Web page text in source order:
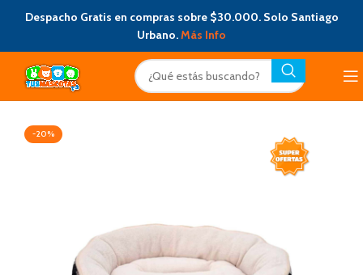
Despacho Gratis en compras sobre $30.000. Solo Santiago
Urbano.Más Info
-20%